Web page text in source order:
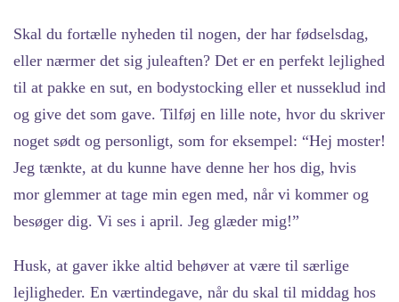
Skal du fortælle nyheden til nogen, der har fødselsdag,
eller nærmer det sig juleaften? Det er en perfekt lejlighed
til at pakke en sut, en bodystocking eller et nusseklud ind
og give det som gave. Tilføj en lille note, hvor du skriver
noget sødt og personligt, som for eksempel: “Hej moster!
Jeg tænkte, at du kunne have denne her hos dig, hvis
mor glemmer at tage min egen med, når vi kommer og
besøger dig. Vi ses i april. Jeg glæder mig!”
Husk, at gaver ikke altid behøver at være til særlige
lejligheder. En værtindegave, når du skal til middag hos